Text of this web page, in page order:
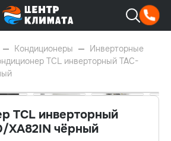
Кондиционеры
Инверторные
TCL инверторный TAC-
TCL инверторный
XA82IN чёрный